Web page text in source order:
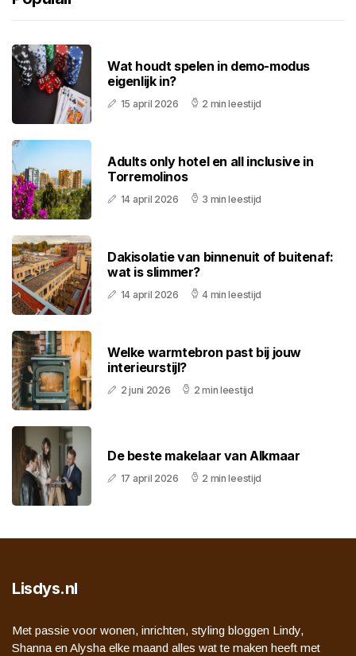
Wat houdt spelen in demo-modus
eigenlijk in?
15 april 2026 2 min leestijd
Adults only hotel en all inclusive in
Torremolinos
14 april 2026 3 min leestijd
Dakisolatie van binnenuit of buitenaf:
wat is slimmer?
14 april 2026 4 min leestijd
Welke warmtebron past bij jouw
interieurstijl?
2 juni 2026 2 min leestijd
De beste makelaar van Alkmaar
17 april 2026 2 min leestijd
Lisdys.nl
Met passie voor wonen, inrichten, styling bloggen Lindy,
Shanna en Alysha elke maand alles wat te maken heeft met